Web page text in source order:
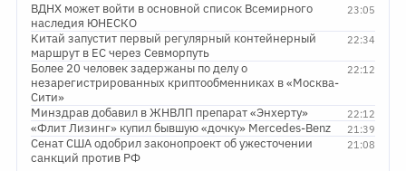
23:05
ВДНХ может войти в основной список Всемирного
наследия ЮНЕСКО
22:34
Китай запустит первый регулярный контейнерный
маршрут в ЕС через Севморпуть
22:12
Более 20 человек задержаны по делу о
незарегистрированных криптообменниках в «Москва-
Сити»
22:12
Минздрав добавил в ЖНВЛП препарат «Энхерту»
21:39
«Флит Лизинг» купил бывшую «дочку» Mercedes-Benz
21:08
Сенат США одобрил законопроект об ужесточении
санкций против РФ